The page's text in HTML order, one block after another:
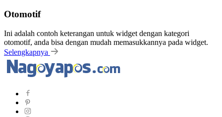
Otomotif
Ini adalah contoh keterangan untuk widget dengan kategori
otomotif, anda bisa dengan mudah memasukkannya pada widget.
Selengkapnya